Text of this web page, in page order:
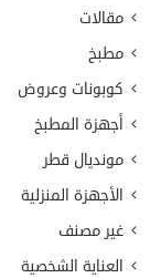
مقالات
مطبخ
كوبونات وعروض
أجهزة المطبخ
مونديال قطر
الأجهزة المنزلية
غير مصنف
العناية الشخصية